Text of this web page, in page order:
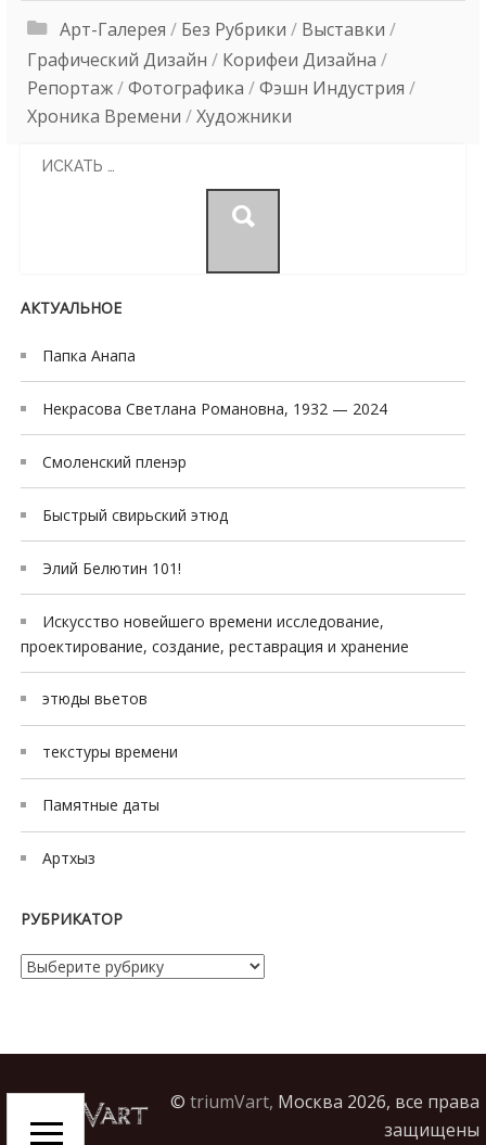
Арт-Галерея / Без Рубрики / Выставки /
Графический Дизайн / Корифеи Дизайна /
Репортаж/Фотографика /Фэшн Индустрия /
Хроника Времени /Художники
АКТУАЛЬНОЕ
Папка Анапа
Некрасова Светлана Романовна, 1932 — 2024
Смоленский пленэр
Быстрый свирьский этюд
Элий Белютин 101!
Искусство новейшего времени исследование,
проектирование, создание, реставрация и хранение
этюды вьетов
текстуры времени
Памятные даты
Артхыз
РУБРИКАТОР
Рубрикатор
© triumVart, Москва 2026, все права
защищены